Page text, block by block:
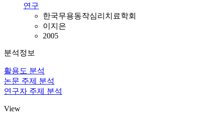
연구
한국무용동작심리치료학회
이지은
2005
분석정보
활용도 분석
논문 주제 분석
연구자 주제 분석
View